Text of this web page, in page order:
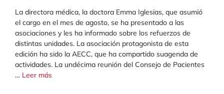
La directora médica, la doctora Emma Iglesias, que asumió
el cargo en el mes de agosto, se ha presentado a las
asociaciones y les ha informado sobre los refuerzos de
distintas unidades. La asociación protagonista de esta
edición ha sido la AECC, que ha compartido suagenda de
actividades. La undécima reunión del Consejo de Pacientes
… Leer más